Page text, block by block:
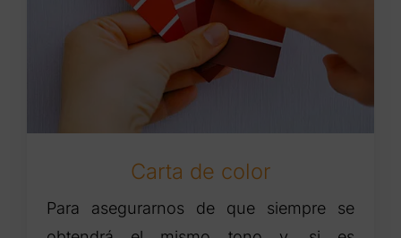
Carta de color
Para asegurarnos de que siempre se